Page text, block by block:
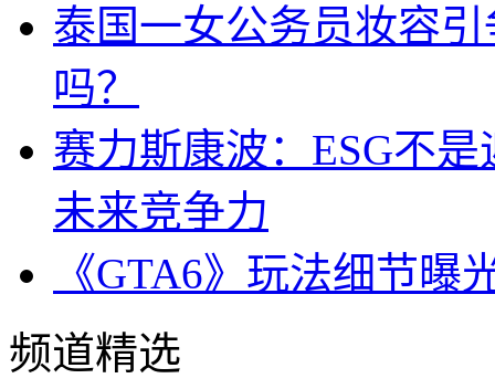
泰国一女公务员妆容
吗？
赛力斯康波：ESG不
未来竞争力
《GTA6》玩法细节
频道精选